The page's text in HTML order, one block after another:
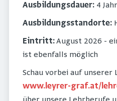
Ausbildungsdauer: 4
Ausbildungsstandorte:
Eintritt:August 2026 -
ist ebenfalls möglich
Schau vorbei auf
www.leyrer-graf.at/